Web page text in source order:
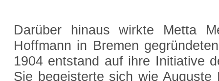
Darüber hinaus wirkte Metta
Hoffmann in Bremen
1904 entstand auf ihre Initiative
Sie begeisterte sich wie